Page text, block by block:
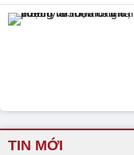
TIN MỚI